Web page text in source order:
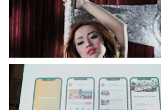
Cupi Cupita Luncurkan Single
“Yo Uwis”
Bandung Great Sale 2020 Go
Online Resmi Dimulai